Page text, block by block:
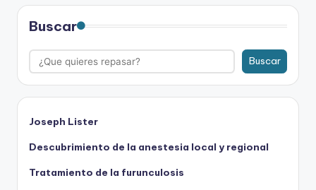
Buscar
Buscar
Joseph Lister
Descubrimiento de la anestesia local y regional
Tratamiento de la furunculosis